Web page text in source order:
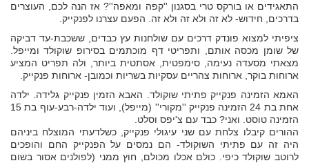
התאגידים או בורקס טרי בסגנון ''קפה ומאפה''? אז הנה לכם, העוצרים
בדרכים, חידוש- לא זה ולא זה ולא זה. הפעם עצרנו לפנקייק.
ציפיתי למצוא פונדק דרכים עם שולחנות עץ כבדים, ששכבת-עד דביקה
של שומן מכסה אותם, ותפריטי דף מוכתמים בסירופ שוקולד ומייפל.
מצאתי מסעדה נעימה, סימפטית, אסתטית ביותר, ולה תפריט המציע
ארוחות בוקר, ארוחות צהריים עסקיות בשריות וכמובן- ארוחות פנקייק.
האמא הזמינה פנקייק פתיתי שוקולד. האבא הזמין פנקייק גלידה. ילדה
אחת בת 24 הזמינה פנקייק ''מקורי'' (מייפל), ועוד ילדה-רבע-עוף בת 15
הזמינה טוסט. ואני? כבד עם צ'יפס וסלט.
ההורים קיבלו צלחת עם שני עיגולי פנקייק, כשלדעתי המוצלח ביניהם
היה זה עם פתיתי השוקולד- הם נמסים על הפנקייק החם והופכים
לרוטב שוקולד כיפי. כולם אכלו מכולם, חוץ ממני (לפולנים אסור בשום